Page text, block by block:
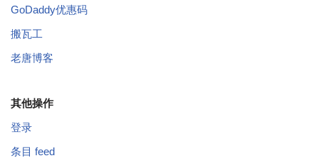
GoDaddy优惠码
搬瓦工
老唐博客
其他操作
登录
条目 feed